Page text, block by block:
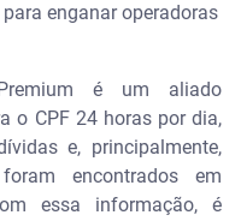
enganar operadoras
é um aliado
o CPF 24 horas por dia,
e, principalmente,
encontrados em
essa informação, é